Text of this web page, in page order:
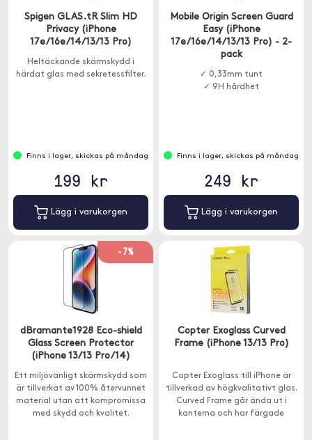
Spigen GLAS.tR Slim HD
Privacy (iPhone
17e/16e/14/13/13 Pro)
Heltäckande skärmskydd i
härdat glas med sekretessfilter.
Finns i lager, skickas på måndag
199 kr
Lägg i varukorgen
Mobile Origin Screen Guard
Easy (iPhone
17e/16e/14/13/13 Pro) - 2-
pack
✓ 0,33mm tunt
✓ 9H hårdhet
Finns i lager, skickas på måndag
249 kr
Lägg i varukorgen
-7%
dBramante1928 Eco-shield
Glass Screen Protector
(iPhone 13/13 Pro/14)
Ett miljövänligt skärmskydd som
är tillverkat av 100% återvunnet
material utan att kompromissa
med skydd och kvalitet.
Copter Exoglass Curved
Frame (iPhone 13/13 Pro)
Copter Exoglass till iPhone är
tillverkad av högkvalitativt glas.
Curved Frame går ända ut i
kanterna och har färgade